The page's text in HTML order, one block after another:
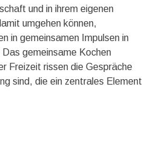
und in ihrem eigenen
umgehen können,
in gemeinsamen Impulsen in
gemeinsame Kochen
Freizeit rissen die Gespräche
sind, die ein zentrales Element